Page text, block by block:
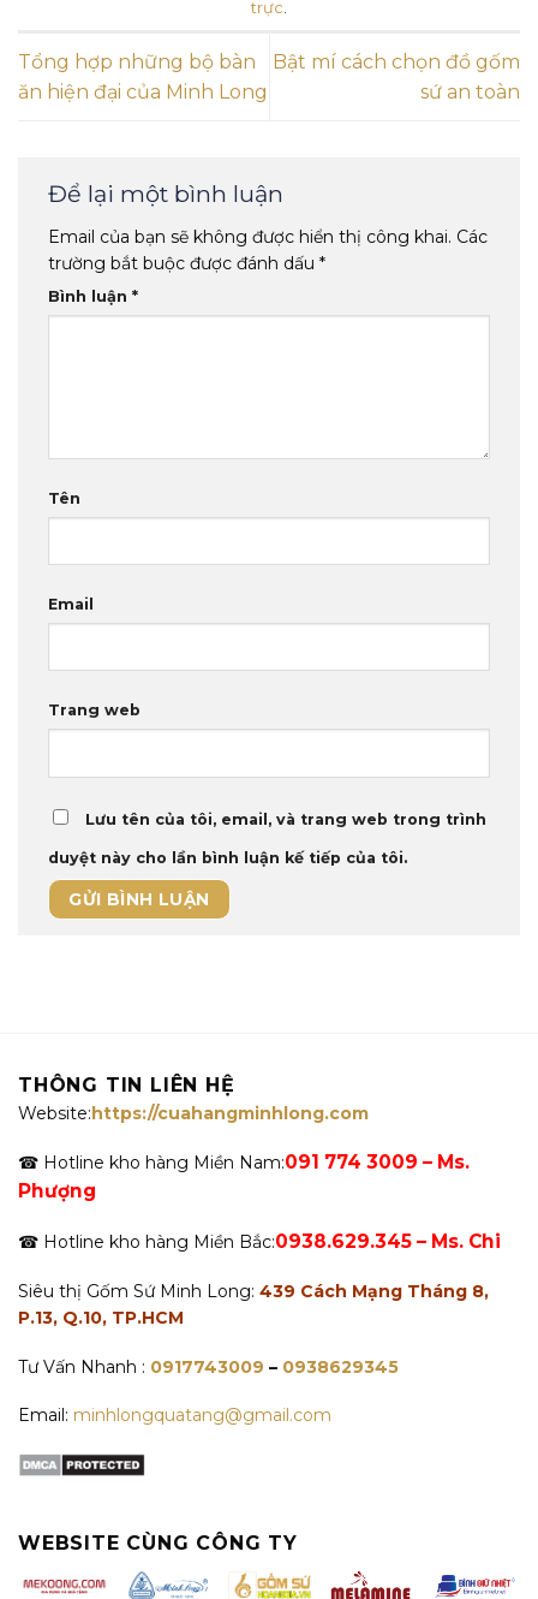
trực.
Tổng hợp những bộ bàn
ăn hiện đại của Minh Long
Bật mí cách chọn đồ gốm
sứ an toàn
Để lại một bình luận
Email của bạn sẽ không được hiển thị công khai. Các
trường bắt buộc được đánh dấu *
Bình luận *
Tên
Email
Trang web
Lưu tên của tôi, email, và trang web trong trình
duyệt này cho lần bình luận kế tiếp của tôi.
THÔNG TIN LIÊN HỆ
Website:https://cuahangminhlong.com
☎ Hotline kho hàng Miền Nam:091 774 3009 – Ms.
Phượng
☎ Hotline kho hàng Miền Bắc:0938.629.345 – Ms. Chi
Siêu thị Gốm Sứ Minh Long: 439 Cách Mạng Tháng 8,
P.13, Q.10, TP.HCM
Tư Vấn Nhanh : 0917743009 – 0938629345
Email: minhlongquatang@gmail.com
WEBSITE CÙNG CÔNG TY